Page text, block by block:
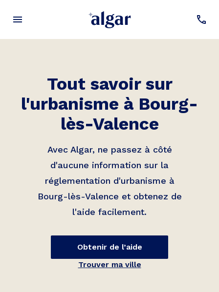
Tout savoir sur
l'urbanisme à Bourg-
lès-Valence
Avec Algar, ne passez à côté
d'aucune information sur la
réglementation d'urbanisme à
Bourg-lès-Valence et obtenez de
l'aide facilement.
Obtenir de l’aide
Trouver ma ville